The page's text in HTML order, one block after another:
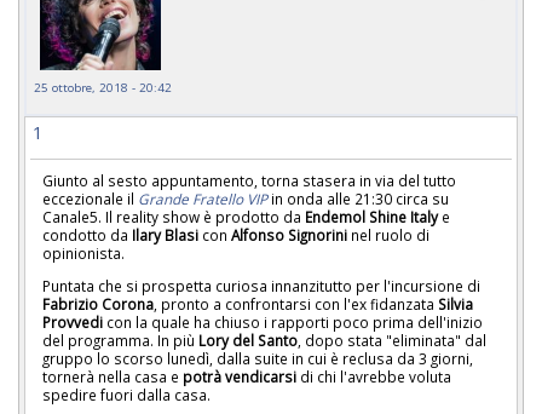
25 ottobre, 2018 - 20:42
1
Giunto al sesto appuntamento, torna stasera in via del tutto
eccezionale il Grande Fratello VIPin onda alle 21:30 circa su
Canale5. Il reality show è prodotto da Endemol Shine Italye
condotto da Ilary Blasi con Alfonso Signorini nel ruolo di
opinionista.
Puntata che si prospetta curiosa innanzitutto per l'incursione di
Fabrizio Corona , pronto a confrontarsi con l'ex fidanzata Silvia
Provvedi con la quale ha chiuso i rapporti poco prima dell'inizio
del programma. In più Lory del Santo , dopo stata "eliminata" dal
gruppo lo scorso lunedì, dalla suite in cui è reclusa da 3 giorni,
tornerà nella casa e potrà vendicarsi di chi l'avrebbe voluta
spedire fuori dalla casa.